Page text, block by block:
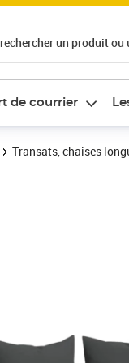
un produit ou
de courrier
Transats, chaises